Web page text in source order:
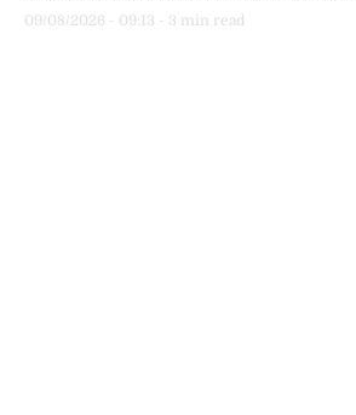
09/08/2026 - 09:13 - 3 min read